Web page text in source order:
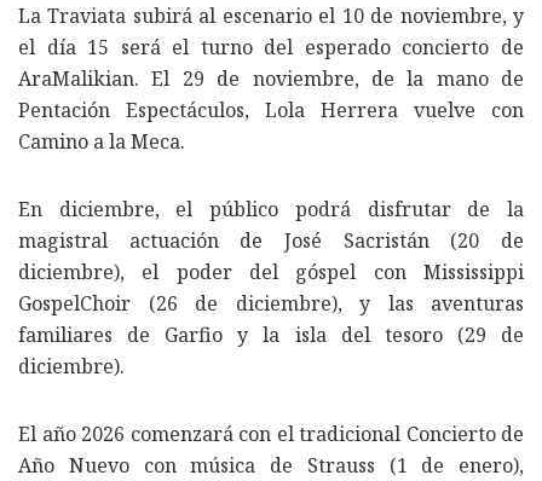
La Traviata subirá al escenario el 10 de noviembre, y
el día 15 será el turno del esperado concierto de
AraMalikian. El 29 de noviembre, de la mano de
Pentación Espectáculos, Lola Herrera vuelve con
Camino a la Meca.
En diciembre, el público podrá disfrutar de la
magistral actuación de José Sacristán (20 de
diciembre), el poder del góspel con Mississippi
GospelChoir (26 de diciembre), y las aventuras
familiares de Garfio y la isla del tesoro (29 de
diciembre).
El año 2026 comenzará con el tradicional Concierto de
Año Nuevo con música de Strauss (1 de enero),